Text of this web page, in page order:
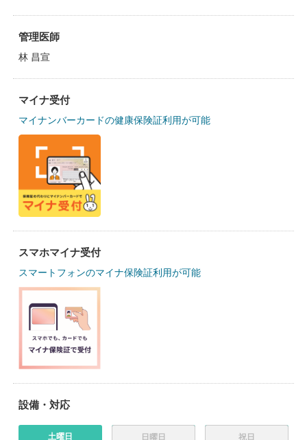
管理医師
林 昌宣
マイナ受付
マイナンバーカードの健康保険証利用が可能
スマホマイナ受付
スマートフォンのマイナ保険証利用が可能
設備・対応
土曜日 日曜日 祝日